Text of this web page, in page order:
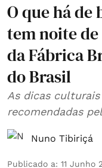
O que há de
tem noite
da Fábrica
do Brasil
As dicas
recomendadas
Nuno Tibiriçá
Publicado a: 11 Junho